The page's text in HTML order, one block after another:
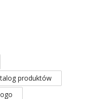
produktów